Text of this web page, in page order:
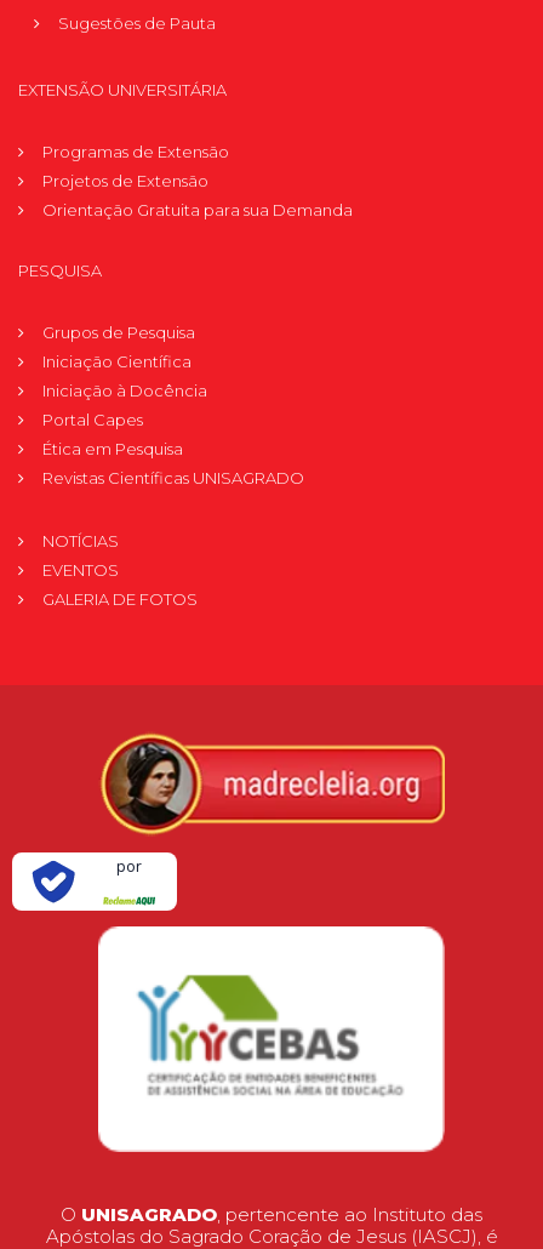
Sugestões de Pauta
EXTENSÃO UNIVERSITÁRIA
Programas de Extensão
Projetos de Extensão
Orientação Gratuita para sua Demanda
PESQUISA
Grupos de Pesquisa
Iniciação Científica
Iniciação à Docência
Portal Capes
Ética em Pesquisa
Revistas Científicas UNISAGRADO
NOTÍCIAS
EVENTOS
GALERIA DE FOTOS
por
O UNISAGRADO, pertencente ao Instituto das
Apóstolas do Sagrado Coração de Jesus (IASCJ), é